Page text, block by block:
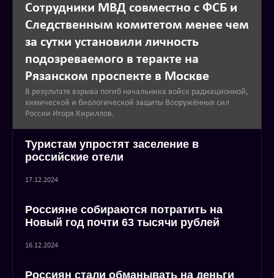
Сотрудники МВД совместно с ФСБ и
Следственным комитетом менее чем
за сутки установили личность
подозреваемого в теракте на
Рязанском проспекте в Москве
В результате взрыва погиб начальника войск радиационной,
химической и биологической защиты Вооружённых сил
России Игоря Кириллов.
Туристам упростят заселение в
российские отели
17.12.2024
Россияне собираются потратить на
Новый год почти 63 тысячи рублей
16.12.2024
Россиян стали обманывать на деньги